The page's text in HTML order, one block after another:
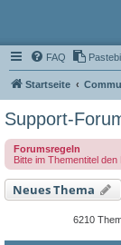
FAQ
Startseite
Support-
Forumsregeln
Bitte im Thementitel
Neues Thema
6210